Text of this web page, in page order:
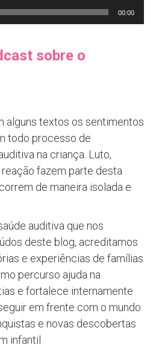
00:00
sobre o
alguns textos os sentimentos
todo processo de
na criança. Luto,
fazem parte desta
de maneira isolada e
auditiva que nos
deste blog, acreditamos
e experiências de famílias
percurso ajuda na
e fortalece internamente
em frente com o mundo
e novas descobertas
infantil.